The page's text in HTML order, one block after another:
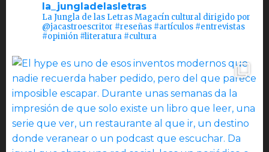
la_jungladelasletras
La Jungla de las Letras Magacín cultural dirigido por
@jacastroescritor #reseñas #artículos #entrevistas
#opinión #literatura #cultura